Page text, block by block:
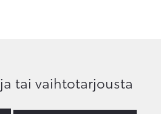
tai vaihtotarjousta